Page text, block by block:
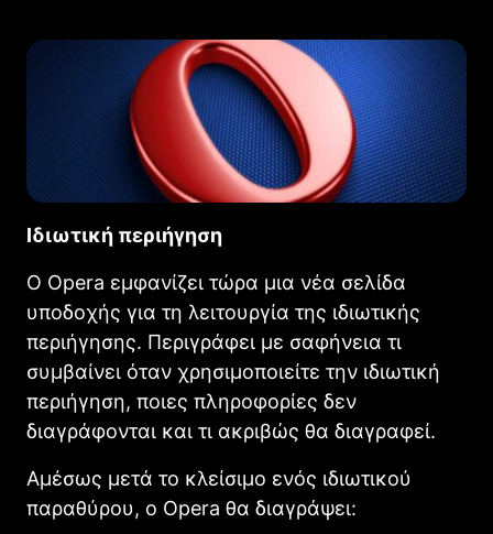
Ιδιωτική περιήγηση
Ο Opera εμφανίζει τώρα μια νέα σελίδα
υποδοχής για τη λειτουργία της ιδιωτικής
περιήγησης. Περιγράφει με σαφήνεια τι
συμβαίνει όταν χρησιμοποιείτε την ιδιωτική
περιήγηση, ποιες πληροφορίες δεν
διαγράφονται και τι ακριβώς θα διαγραφεί.
Αμέσως μετά το κλείσιμο ενός ιδιωτικού
παραθύρου, ο Opera θα διαγράψει: